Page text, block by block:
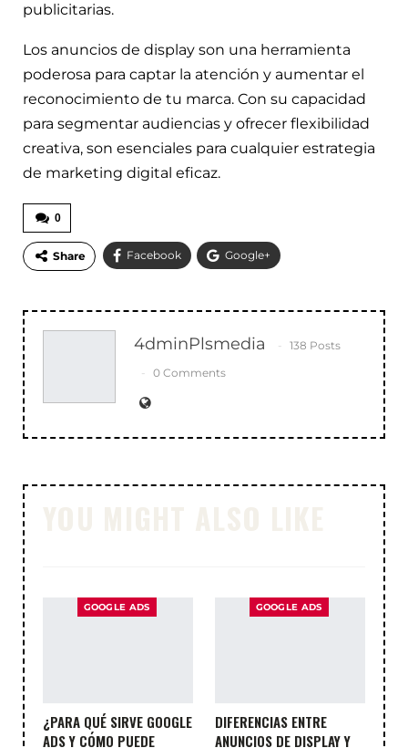
publicitarias.
Los anuncios de display son una herramienta
poderosa para captar la atención y aumentar el
reconocimiento de tu marca. Con su capacidad
para segmentar audiencias y ofrecer flexibilidad
creativa, son esenciales para cualquier estrategia
de marketing digital eficaz.
0
Share Facebook Google+
4dminPlsmedia
138 Posts
0 Comments
GOOGLE ADS
¿PARA QUÉ SIRVE GOOGLE
ADS Y CÓMO PUEDE
GOOGLE ADS
DIFERENCIAS ENTRE
ANUNCIOS DE DISPLAY Y